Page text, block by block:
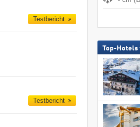
Testbericht
Testbericht
Top-Hotels